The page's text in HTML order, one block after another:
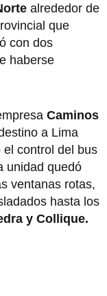
alrededor de
que
con dos
haberse
Caminos
a Lima
control del bus
unidad quedó
ventanas rotas,
hasta los
y Collique.